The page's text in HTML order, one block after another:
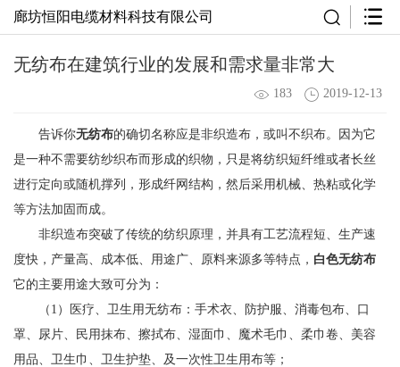
廊坊恒阳电缆材料科技有限公司
无纺布在建筑行业的发展和需求量非常大
183 2019-12-13
告诉你无纺布的确切名称应是非织造布，或叫不织布。因为它
是一种不需要纺纱织布而形成的织物，只是将纺织短纤维或者长丝
进行定向或随机撑列，形成纤网结构，然后采用机械、热粘或化学
等方法加固而成。
非织造布突破了传统的纺织原理，并具有工艺流程短、生产速
度快，产量高、成本低、用途广、原料来源多等特点， 白色无纺布
它的主要用途大致可分为：
（1）医疗、卫生用无纺布：手术衣、防护服、消毒包布、口
罩、尿片、民用抹布、擦拭布、湿面巾、魔术毛巾、柔巾卷、美容
用品、卫生巾、卫生护垫、及一次性卫生用布等；